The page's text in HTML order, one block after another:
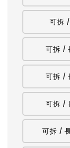
可拆
可拆 /
可拆 /
可拆 /
可拆 /